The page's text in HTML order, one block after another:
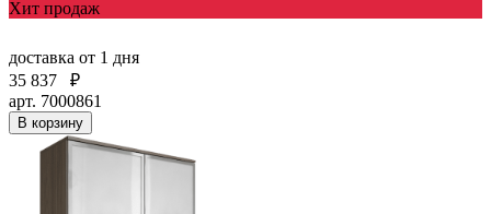
Хит продаж
доставка от 1 дня
35 837
₽
арт. 7000861
В корзину